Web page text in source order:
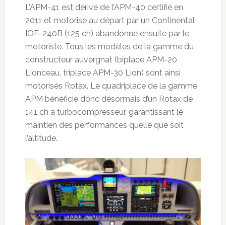
L’APM-41 est dérivé de l’APM-40 certifié en
2011 et motorisé au départ par un Continental
IOF-240B (125 ch) abandonné ensuite par le
motoriste. Tous les modèles de la gamme du
constructeur auvergnat (biplace APM-20
Lionceau, triplace APM-30 Lion) sont ainsi
motorisés Rotax. Le quadriplace de la gamme
APM bénéficie donc désormais d’un Rotax de
141 ch à turbocompresseur, garantissant le
maintien des performances quelle que soit
l’altitude.